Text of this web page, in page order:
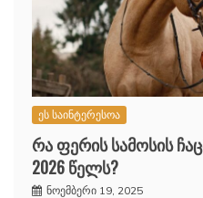
ეს საინტერესოა
რა ფერის სამოსის
2026 წელს?
ნოემბერი 19, 2025